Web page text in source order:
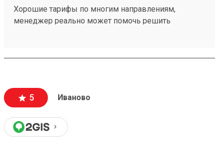
Хорошие тарифы по многим направлениям,
менеджер реально может помочь решить
менеджеру Татьяне
5 Иваново